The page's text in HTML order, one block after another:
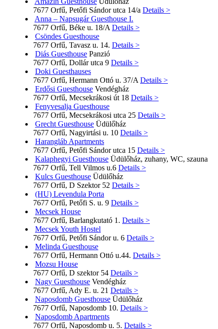
7677 Orfű, Petőfi Sándor utca 14/a Details >
Anna – Napsugár Guesthouse I.
7677 Orfű, Béke u. 18/A Details >
Csöndes Guesthouse
7677 Orfű, Tavasz u. 14. Details >
Diás Guesthouse Panzió
7677 Orfű, Dollár utca 9 Details >
Doki Guesthauses
7677 Orfű, Hermann Ottó u. 37/A Details >
Erdősi Guesthouse Vendégház
7677 Orfű, Mecsekrákosi út 18 Details >
Fenyvesalja Guesthouse
7677 Orfű, Mecsekrákosi utca 25 Details >
Grecht Guesthouse Üdülőház
7677 Orfű, Nagyirtási u. 10 Details >
Harangláb Apartments
7677 Orfű, Petőfi Sándor utca 15 Details >
Kalaphegyi Guesthouse Üdülőház, zuhany, WC, szauna
7677 Orfű, Tell Vilmos u.6 Details >
Kulcs Guesthouse Üdülőház
7677 Orfű, D Szektor 52 Details >
(HU) Levendula Porta
7677 Orfű, Petőfi S. u. 9 Details >
Mecsek House
7677 Orfű, Barlangkutató 1. Details >
Mecsek Youth Hostel
7677 Orfű, Petőfi Sándor u. 6 Details >
Melinda Guesthouse
7677 Orfű, Hermann Ottó u.44. Details >
Mozsu House
7677 Orfű, D szektor 54 Details >
Nagy Guesthouse Vendégház
7677 Orfű, Ady E. u. 21 Details >
Naposdomb Guesthouse Üdülőház
7677 Orfű, Naposdomb 10. Details >
Naposdomb Apartments
7677 Orfű, Naposdomb u. 5. Details >